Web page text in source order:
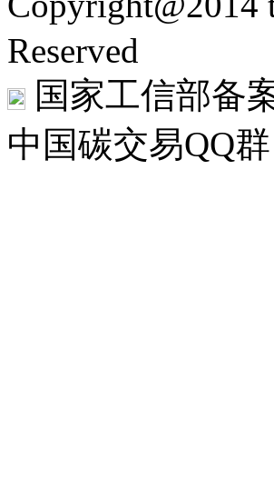
Reserved
国家工信部备
中国碳交易QQ